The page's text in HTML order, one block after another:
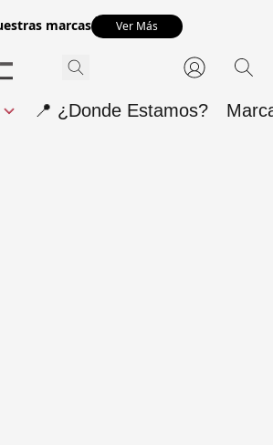
marcas Ver Más
📍 ¿Donde Estamos?